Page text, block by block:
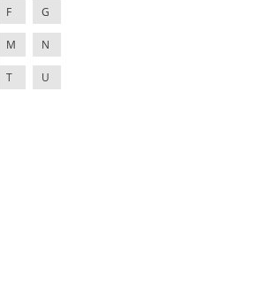
F G
M N
T U